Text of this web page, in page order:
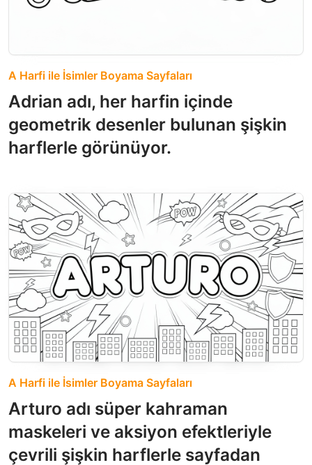
A Harfi ile İsimler Boyama Sayfaları
Adrian adı, her harfin içinde
geometrik desenler bulunan şişkin
harflerle görünüyor.
A Harfi ile İsimler Boyama Sayfaları
Arturo adı süper kahraman
maskeleri ve aksiyon efektleriyle
çevrili şişkin harflerle sayfadan